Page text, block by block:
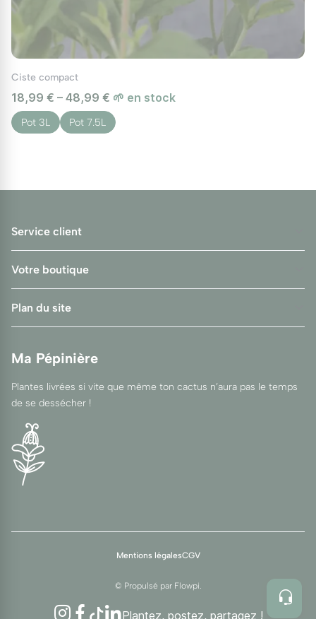
Ciste compact
18,99 € – 48,99 € 🌱 en stock
Pot 3L Pot 7.5L
Service client
Votre boutique
Plan du site
Ma Pépinière
Plantes livrées si vite que même ton cactus n’aura pas le temps
de se dessécher !
Mentions légalesCGV
© Propulsé par Flowpi
Instagram
Facebook
TikTokLinkedIn
Plantez, postez, partagez !